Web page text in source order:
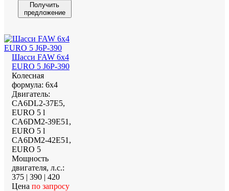
Получить
предложение
Шасси FAW 6х4
EURO 5 J6P-390
Колесная
формула: 6х4
Двигатель:
CA6DL2-37E5,
EURO 5 l
CA6DM2-39E51,
EURO 5 l
CA6DM2-42E51,
EURO 5
Мощность
двигателя, л.с.:
375 | 390 | 420
Цена по запросу